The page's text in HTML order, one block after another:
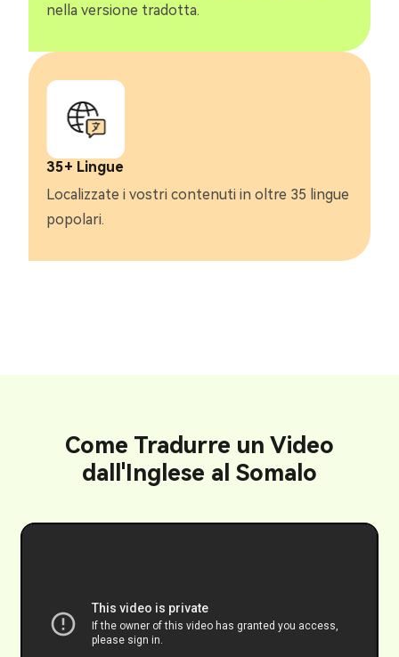
35+ Lingue
Localizzate i vostri contenuti in oltre 35 lingue
popolari.
nella versione tradotta.
Come Tradurre un Video
dall'Inglese al Somalo